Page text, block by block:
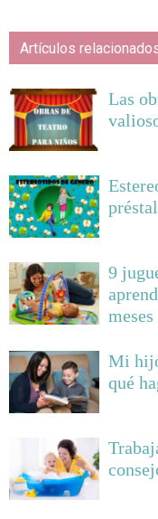
Artículos
Las
9
meses
Mi
qué